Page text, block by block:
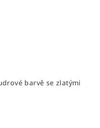
barvě se zlatými